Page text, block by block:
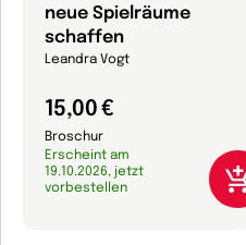
neue Spielräume
schaffen
Leandra Vogt
15,00 €
Broschur
Erscheint am
19.10.2026, jetzt
vorbestellen